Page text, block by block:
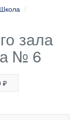
Школа
зала
№ 6
₽